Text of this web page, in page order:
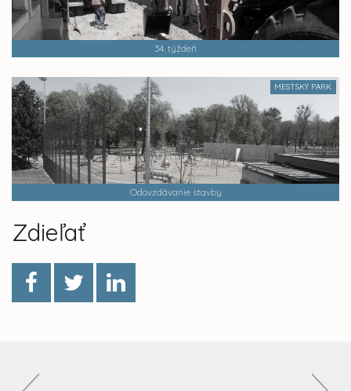
34. týždeň
MESTSKÝ PARK
Odovzdávanie stavby
Zdieľať